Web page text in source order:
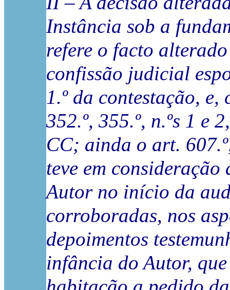
Instância sob a
refere o facto
confissão judicial
1.º da contestação,
352.º, 355.º, n.ºs 1 e
CC; ainda o art.
teve em
Autor no início da
corroboradas, nos
depoimentos
infância do Autor,